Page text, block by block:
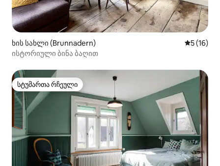
ხის სახლი (Brunnadern) საშუალო
5 (16)
ისტორიული ბინა ბაღით
სტუმართა რჩეული
სტუმართა რჩეული